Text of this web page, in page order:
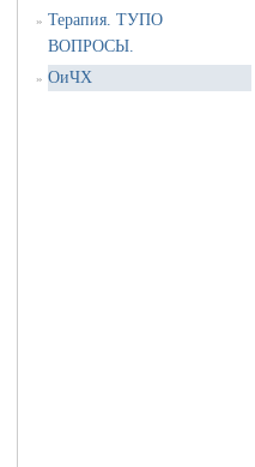
» Терапия. ТУПО
ВОПРОСЫ.
» ОиЧХ